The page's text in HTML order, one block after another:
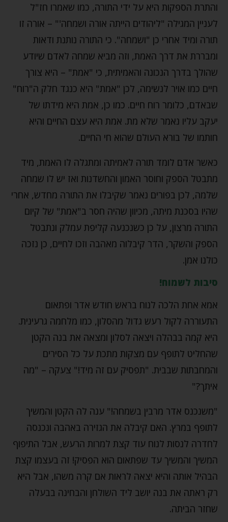
והתרת הספקות היא על ידי התורה, כמו שאמרו חז"ל
לעניין המגילה "ליהודים הייתה אורה ושמחה'" – אורה זו
תורה ומיד אחרי כן "ושמחה". כי התורה נותנת ודאות
ומבררת את דרך האמת, וזה מביא שמחה לאדם שיודע
שהולך בדרך הנכונה והאמיתית, כי "אמת" – היא צורך
חיים כמו אויר לנשימה, לכן "אמת" היא כנגד חלק ה"רוח"
שבאדם, כלומר רוח חיים. כמו כן, אמת היא מידתו של
יעקב עליו נאמר שלא מת. אמת היא עצם החיים והיא
חותמו של בורא העולם שהוא חי החיים.
כאשר אדם לומד תורה לאמיתה ומתגלה לו האמת, מיד
מתבטל הספק וחוסר האמון והחשדנות ואז יש לו שמחה
שלמה, לכן בפורים נאמר שקיבלו את התורה מחדש, אחרי
שהיו בסכנת מיתה, מכיוון שהיה חסר ב"אמת" של קיום
התורה מרצון, על כן כשנכנעה קליפת עמלק ונתבטל
הספק והשקר, הדר קיבלוה מאהבה וזכו לחיים, כן נזכה
כולנו אמן.
סיבות לשמוח!
אמא אחת הלכה לנוח בראש חודש אדר ופתאום
התעוררה לקול רעש גדול מהסלון, כמו מלחמה גרעינית.
היא קמה בבהלה ויצאה לסלון ומצאה את בנה הקטן
שהחליט לתופף עם מצקות מתכת על כל הסירים
והמחבתות שבבית. "תפסיק עם זה מיד!" צעקה – "מה
איתך?"
"משנכנס אדר מרבין בשמחה!" ענה לה הקטן והמשיך
לתופף במרץ. האם קיבלה את הגזירה באהבה ונכנסה
לחדרה לנסות לנוח עוד קצת למרות הרעש, אבל התיפוף
המשיך והמשיך עד שפתאום הוא הפסיק! זה בעצמו קצת
הבהיל אותה והיא יצאה לראות אם קרה משהו, אבל היא
רק ראתה את בנה יושב ליד השולחן והבחינה בבעלה
שחזר הביתה.